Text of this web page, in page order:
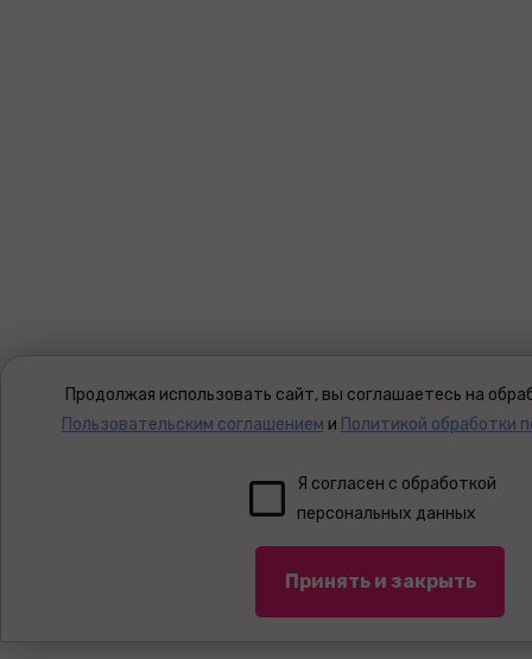
Продолжая использовать сайт, вы соглашаетесь на
Пользовательским соглашением и Политикой обработки
Я согласен с обработкой
персональных данных
Принять и закрыть